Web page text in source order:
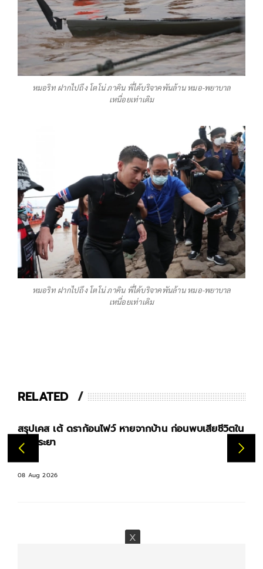
หมอริท ฝากไปถึง โตโน่ ภาคิน พี่ได้บริจาคพันล้าน หมอ-พยาบาล
เหนื่อยเท่าเดิม
หมอริท ฝากไปถึง โตโน่ ภาคิน พี่ได้บริจาคพันล้าน หมอ-พยาบาล
เหนื่อยเท่าเดิม
RELATED
สรุปเคส เต้ ดราก้อนไฟว์ หายจากบ้าน ก่อนพบเสียชีวิตใน
เจ้าพระยา
08 Aug 2026